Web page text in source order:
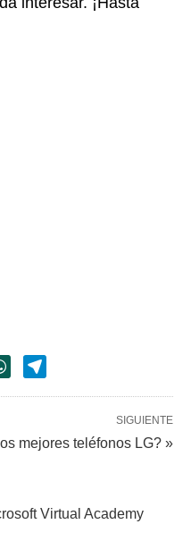
SIGUIENTE
mejores teléfonos LG? »
Virtual Academy